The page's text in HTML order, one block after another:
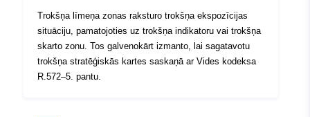
Trokšņa līmeņa zonas raksturo trokšņa ekspozīcijas
situāciju, pamatojoties uz trokšņa indikatoru vai trokšņa
skarto zonu. Tos galvenokārt izmanto, lai sagatavotu
trokšņa stratēģiskās kartes saskaņā ar Vides kodeksa
R.572–5. pantu.